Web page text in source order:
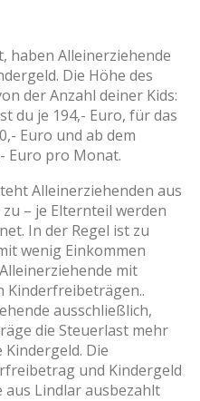
haben Alleinerziehende
Die Höhe des
der Anzahl deiner Kids:
du je 194,- Euro, für das
Euro und ab dem
Euro pro Monat.
Alleinerziehenden aus
– je Elternteil werden
In der Regel ist zu
wenig Einkommen
mit
Kinderfreibeträgen..
ausschließlich,
die Steuerlast mehr
Die
und Kindergeld
aus Lindlar ausbezahlt